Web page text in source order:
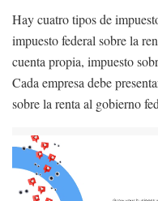
Hay cuatro tipos de
impuesto federal sobre la
cuenta propia, impuesto
Cada empresa debe
sobre la renta al gobierno